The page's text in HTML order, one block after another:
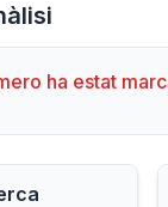
ha estat